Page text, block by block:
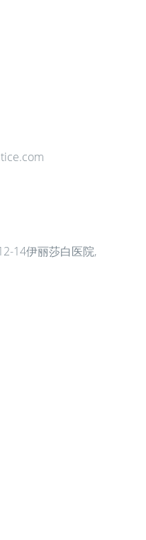
14伊丽莎白医院,